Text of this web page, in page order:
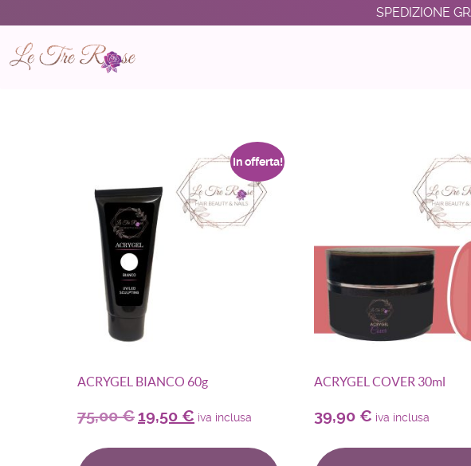
SPEDIZIONE
In offerta!
ACRYGEL BIANCO 60g
75,00€19,50 € iva inclusa
ACRYGEL COVER 30ml
39,90 € iva inclusa